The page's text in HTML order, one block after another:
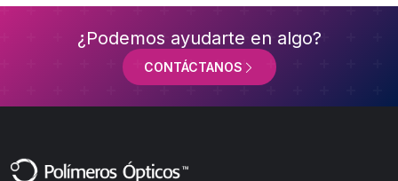
¿Podemos ayudarte en algo?
CONTÁCTANOS